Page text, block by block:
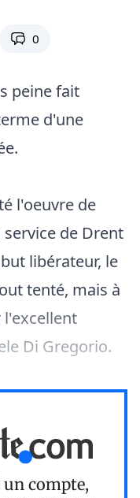
0
peine fait
d'une
l'oeuvre de
service de Drent
libérateur, le
tenté, mais à
l'excellent
Di Gregorio.
un compte,